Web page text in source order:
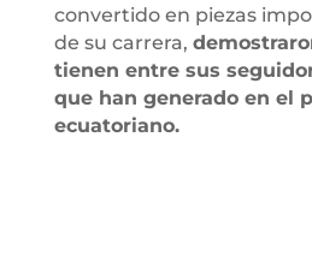
convertido en piezas
de su carrera,
tienen entre sus
que han generado en el
ecuatoriano.